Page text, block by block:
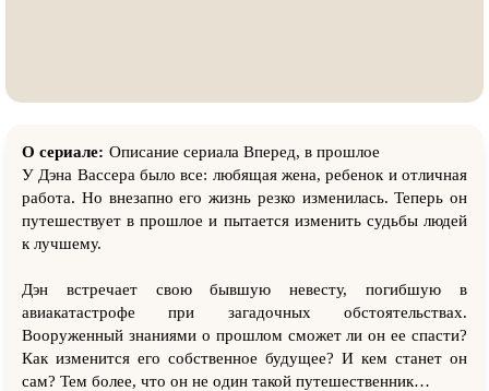
О сериале: Описание сериала Вперед, в прошлое
У Дэна Вассера было все: любящая жена, ребенок и отличная
работа. Но внезапно его жизнь резко изменилась. Теперь он
путешествует в прошлое и пытается изменить судьбы людей
к лучшему.
Дэн встречает свою бывшую невесту, погибшую в
авиакатастрофе при загадочных обстоятельствах.
Вооруженный знаниями о прошлом сможет ли он ее спасти?
Как изменится его собственное будущее? И кем станет он
сам? Тем более, что он не один такой путешественник…